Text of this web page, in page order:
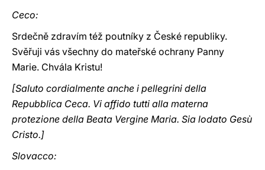
Ceco:
Srdečně zdravím též poutníky z České republiky.
Svěřuji vás všechny do mateřské ochrany Panny
Marie. Chvála Kristu!
[Saluto cordialmente anche i pellegrini della
Repubblica Ceca. Vi affido tutti alla materna
protezione della Beata Vergine Maria. Sia lodato Gesù
Cristo.]
Slovacco: